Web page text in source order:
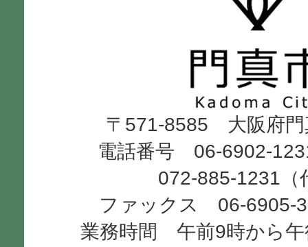
市
Kadoma
City
〒571-8585 大阪府門
電話番号 06-6902-
072-885-1231（
ファックス 06-6905-
業務時間 午前9時から午